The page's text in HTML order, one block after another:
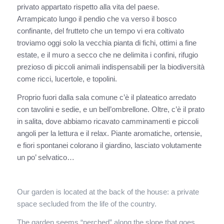
privato appartato rispetto alla vita del paese.
Arrampicato lungo il pendio che va verso il bosco
confinante, del frutteto che un tempo vi era coltivato
troviamo oggi solo la vecchia pianta di fichi, ottimi a fine
estate, e il muro a secco che ne delimita i confini, rifugio
prezioso di piccoli animali indispensabili per la biodiversità
come ricci, lucertole, e topolini.
Proprio fuori dalla sala comune c’è il plateatico arredato
con tavolini e sedie, e un bell’ombrellone. Oltre, c’è il prato
in salita, dove abbiamo ricavato camminamenti e piccoli
angoli per la lettura e il relax. Piante aromatiche, ortensie,
e fiori spontanei colorano il giardino, lasciato volutamente
un po’ selvatico…
Our garden is located at the back of the house: a private
space secluded from the life of the country.